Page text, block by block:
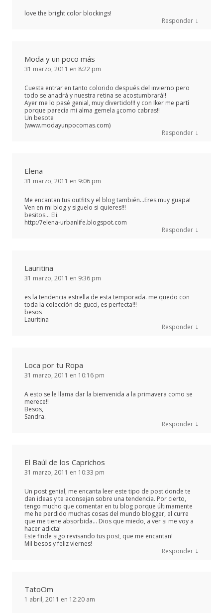
love the bright color blockings!
Responder ↓
Moda y un poco más
31 marzo, 2011 en 8:22 pm
Cuesta entrar en tanto colorido después del invierno pero
todo se anadrá y nuestra retina se acostumbrará!!
Ayer me lo pasé genial, muy divertido!!! y con Iker me partí
porque parecía mi alma gemela ¡¡como cabras!!
Un besote
(www.modayunpocomas.com)
Responder ↓
Elena
31 marzo, 2011 en 9:06 pm
Me encantan tus outfits y el blog también…Eres muy guapa!
Ven en mi blog y siguelo si quieres!!!
besitos… Eli.
http:/7elena-urbanlife.blogspot.com
Responder ↓
Lauritina
31 marzo, 2011 en 9:36 pm
es la tendencia estrella de esta temporada. me quedo con
toda la colección de gucci, es perfecta!!!
besos
Lauritina
Responder ↓
Loca por tu Ropa
31 marzo, 2011 en 10:16 pm
A esto se le llama dar la bienvenida a la primavera como se
merece!!
Besos,
Sandra.
Responder ↓
El Baúl de los Caprichos
31 marzo, 2011 en 10:33 pm
Un post genial, me encanta leer este tipo de post donde te
dan ideas y te aconsejan sobre una tendencia. Por cierto,
tengo mucho que comentar en tu blog porque últimamente
me he perdido muchas cosas del mundo blogger, el curre
que me tiene absorbida… Dios que miedo, a ver si me voy a
hacer adicta!
Este finde sigo revisando tus post, que me encantan!
Mil besos y feliz viernes!
Responder ↓
TatoOm
1 abril, 2011 en 12:20 am